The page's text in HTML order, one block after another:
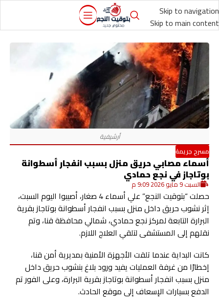
Skip to navigation
Skip to main content
مسرح جريمة
أسماء مصابي حريق منزل بسبب انفجار أسطوانة
بوتاجاز في نجع حمادي
السبت 9 مايو 2026 9:09 م
حصلت “بتوقيت النجع” علي أسماء 4 صغار، أصيبوا اليوم السبت،
إثر نشوب حريق داخل منزل بسبب انفجار أسطوانة بوتاجاز بقرية
البرارة التابعة لمركز نجع حمادي، شمالي محافظة قنا، وتم
نقلهم إلى المستشفى لتلقي العلاج اللازم.
كانت البداية عندما تلقت الأجهزة الأمنية بمديرية أمن قنا،
إخطارًا من غرفة العمليات يفيد ورود بلاغ بنشوب حريق داخل
منزل بسبب انفجار أسطوانة بوتاجاز بقرية البرارة، وعلى الفور تم
الدفع بسيارات الإسعاف إلى موقع الحادث.